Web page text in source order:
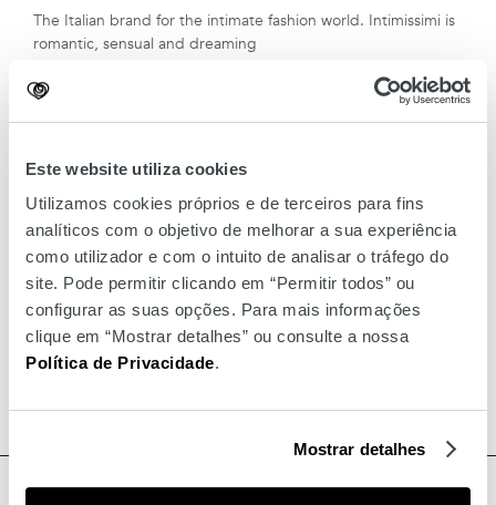
Este website utiliza cookies
Utilizamos cookies próprios e de terceiros para fins
analíticos com o objetivo de melhorar a sua experiência
como utilizador e com o intuito de analisar o tráfego do
site. Pode permitir clicando em “Permitir todos” ou
configurar as suas opções. Para mais informações
clique em “Mostrar detalhes” ou consulte a nossa
Política de Privacidade.
Mostrar detalhes
The Italian brand for the intimate fashion world. Intimissimi is
romantic, sensual and dreaming